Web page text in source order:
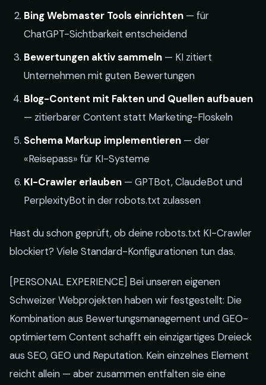
Bing Webmaster Tools einrichten — für
ChatGPT-Sichtbarkeit entscheidend
Bewertungen aktiv sammeln — KI zitiert
Unternehmen mit guten Bewertungen
Blog-Content mit Fakten und Quellen aufbauen
— zitierbarer Content statt Marketing-Floskeln
Schema Markup implementieren — der
«Reisepass» für KI-Systeme
KI-Crawler erlauben — GPTBot, ClaudeBot und
PerplexityBot in der robots.txt zulassen
Hast du schon geprüft, ob deine robots.txt KI-Crawler
blockiert? Viele Standard-Konfigurationen tun das.
[PERSONAL EXPERIENCE] Bei unseren eigenen
Schweizer Webprojekten haben wir festgestellt: Die
Kombination aus Bewertungsmanagement und GEO-
optimiertem Content schafft ein einzigartiges Dreieck
aus SEO, GEO und Reputation. Kein einzelnes Element
reicht allein — aber zusammen entfalten sie eine